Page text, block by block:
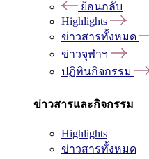
ย้อนกลับ
Highlights
ข่าวสารทั้งหมด
ข่าวจุฬาฯ
ปฏิทินกิจกรรม
ข่าวสารและกิจกรรม
Highlights
ข่าวสารทั้งหมด